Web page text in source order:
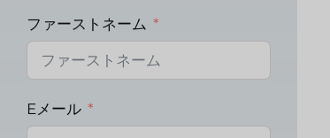
ファーストネーム
Eメール